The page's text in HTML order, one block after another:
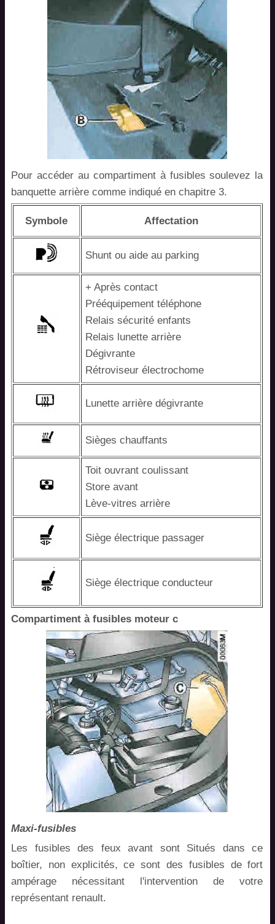
Pour accéder au compartiment à fusibles soulevez la
banquette arrière comme indiqué en chapitre 3.
Symbole Affectation
Shunt ou aide au parking
+ Après contact
Prééquipement téléphone
Relais sécurité enfants
Relais lunette arrière
Dégivrante
Rétroviseur électrochome
Lunette arrière dégivrante
Sièges chauffants
Toit ouvrant coulissant
Store avant
Lève-vitres arrière
Siège électrique passager
Siège électrique conducteur
Compartiment à fusibles moteur c
Maxi-fusibles
Les fusibles des feux avant sont Situés dans ce
boîtier, non explicités, ce sont des fusibles de fort
ampérage nécessitant l'intervention de votre
représentant renault.